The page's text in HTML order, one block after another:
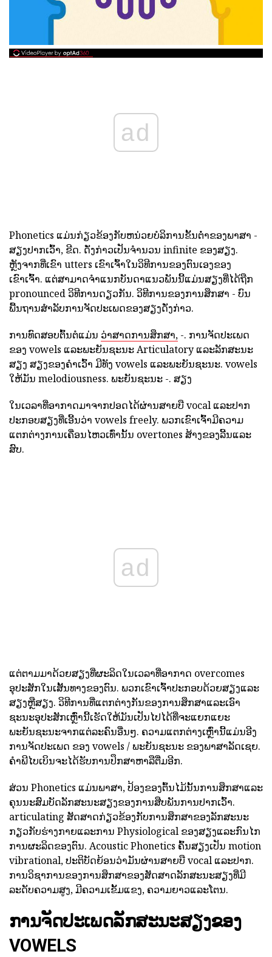
ad
Phonetics ແມ່ນກ່ຽວຂ້ອງກັບຫນ່ວຍບໍລິການຂັ້ນຕ່ໍາຂອງພາສາ -
ສຽງປາກເວົ້າ, ຂີດ. ດັ່ງກ່າວເປັນຈໍານວນ infinite ຂອງສຽງ.
ຫຼັງຈາກທີ່ເຂົາ utters ເຂົາເຈົ້າໃນວິທີການຂອງຕົນເອງຂອງ
ເຂົາເຈົ້າ. ແຕ່ສາມາດຈໍາແນກບັນດາແນວພັນນີ້ແມ່ນສຽງທີ່ໄດ້ຖືກ
pronounced ວິທີການດຽວກັນ. ວິທີການຂອງການສຶກສາ - ບົນ
ພື້ນຖານສໍາລັບການຈັດປະເພດຂອງສຽງດັ່ງກ່າວ.
ການທົດສອບຕົ້ນຕໍແມ່ນ ວ່າສາດການສຶກສາ, -. ການຈັດປະເພດ
ຂອງ vowels ແລະພະຍັນຊະນະ Articulatory ແລະລັກສະນະ
ສຽງ ສຽງຂອງຄໍາເວົ້າ ມີທັງ vowels ແລະພະຍັນຊະນະ. vowels
ໃຫ້ມັນ melodiousness. ພະຍັນຊະນະ -. ສຽງ
ໃນເວລາທີ່ອາກາດມາຈາກປອດໄດ້ຜ່ານສາຍບື vocal ແລະປາກ
ປະກອບສຽງທີ່ເອີ້ນວ່າ vowels freely. ພວກເຂົາເຈົ້າມີຄວາມ
ແຕກຕ່າງການເຄື່ອນໄຫວເທົ່ານັ້ນ overtones ສ້າງຂອງລີ້ນແລະ
ສົບ.
ad
ແຕ່ຕາມມາດ້ວຍສຽງທີ່ຜະລິດໃນເວລາທີ່ອາກາດ overcomes
ອຸປະສັກໃນເສັ້ນທາງຂອງຕົນ. ພວກເຂົາເຈົ້າປະກອບດ້ວຍສຽງແລະ
ສຽງຫຼືສຽງ. ວິທີການທີ່ແຕກຕ່າງກັນຂອງການສຶກສາແລະເອົາ
ຊະນະອຸປະສັກເຫຼົ່ານີ້ເຮັດໃຫ້ມັນເປັນໄປໄດ້ທີ່ຈະແຍກແຍະ
ພະຍັນຊະນະຈາກແຕ່ລະຄົນອື່ນໆ. ຄວາມແຕກຕ່າງເຫຼົ່ານີ້ແມ່ນອີງ
ການຈັດປະເພດ ຂອງ vowels / ພະຍັນຊະນະ ຂອງພາສາລັດເຊຍ.
ຄໍາພີໄບເບິນຈະໄດ້ຮັບການປຶກສາຫາລືຕື່ມອີກ.
ສ່ວນ Phonetics ແມ່ນພາສາ, ປ້ອງຂອງຕົ້ນໄມ້ນັ້ນການສຶກສາແລະ
ຄຸນນະສົມບັດລັກສະນະສຽງຂອງການສືບພັນການປາກເວົ້າ.
articulating ສັດສາດກ່ຽວຂ້ອງກັບການສຶກສາຂອງລັກສະນະ
ກຽວກັບຮ່າງກາຍແລະການ Physiological ຂອງສຽງແລະກົນໄກ
ການຜະລິດຂອງຕົນ. Acoustic Phonetics ຄົ້ນສຽງເປັນ motion
vibrational, ປະຕິບັດຍ້ອນວ່າມັນຜ່ານສາຍບື vocal ແລະປາກ.
ການວິຊາການຂອງການສຶກສາຂອງສັດສາດລັກສະນະສຽງທີ່ມີ
ລະດັບຄວາມສູງ, ມີຄວາມເຂັ້ມແຂງ, ຄວາມຍາວແລະໂຕນ.
ການຈັດປະເພດລັກສະນະສຽງຂອງ
VOWELS